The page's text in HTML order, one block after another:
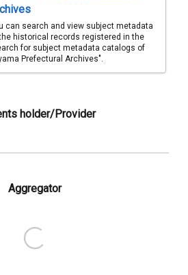
can search and view subject metadata
historical records registered in the
for subject metadata catalogs of
Prefectural Archives".
holder/Provider
Aggregator